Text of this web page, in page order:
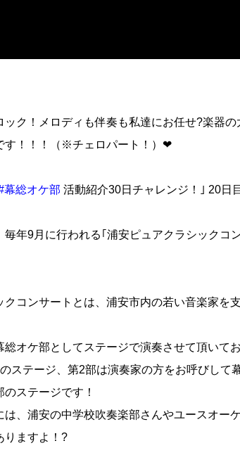
ック！メロディも伴奏も私達にお任せ?楽器
す！！！（※チェロパート！）❤
幕総オケ部 活動紹介30日チャレンジ！｣ 20日
毎年9月に行われる｢浦安ピュアクラシックコ
クコンサートとは、浦安市内の若い音楽家を
総オケ部としてステージで演奏させて頂いて
ステージ、第2部は演奏家の方をお呼びして
ステージです！
は、浦安の中学校吹奏楽部さんやユースオー
りますよ！?